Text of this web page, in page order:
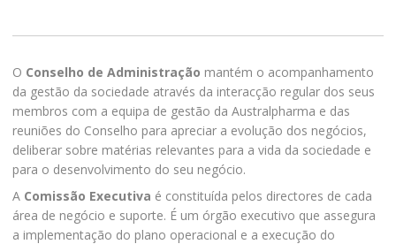
O Conselho de Administração mantém o acompanhamento
da gestão da sociedade através da interacção regular dos seus
membros com a equipa de gestão da Australpharma e das
reuniões do Conselho para apreciar a evolução dos negócios,
deliberar sobre matérias relevantes para a vida da sociedade e
para o desenvolvimento do seu negócio.
A Comissão Executiva é constituída pelos directores de cada
área de negócio e suporte. É um órgão executivo que assegura
a implementação do plano operacional e a execução do